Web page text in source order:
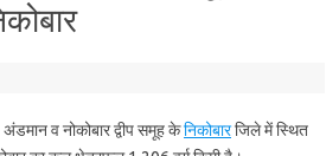
व नोकोबार द्वीप समूह केनिकोबारजिले में स्थित